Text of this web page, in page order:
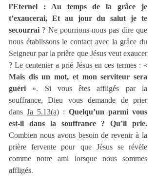
l’Eternel : Au temps de la grâce je
t’exaucerai, Et au jour du salut je te
secourrai ? Ne pourrions-nous pas dire que
nous établissons le contact avec la grâce du
Seigneur par la prière que Jésus veut exaucer
Mais dis un mot, et mon serviteur sera
guéri ». Si vous êtes affligés par la
souffrance, Dieu vous demande de prier
dans Ja 5.13(a) : Quelqu’un parmi vous
est-il dans la souffrance ? Qu’il prie.
Combien nous avons besoin de revenir à la
prière fervente pour que Jésus se révèle
comme notre ami lorsque nous sommes
affligés.